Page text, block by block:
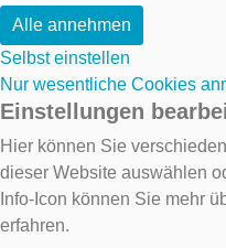
Alle annehmen
Selbst einstellen
Nur wesentliche Cookies
Einstellungen
Hier können Sie
dieser Website auswählen
Info-Icon können Sie mehr
erfahren.